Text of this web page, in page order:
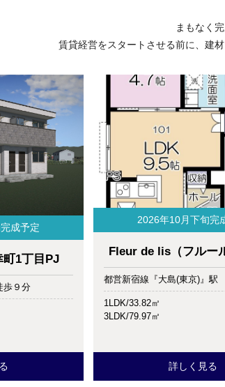
まもなく
賃貸経営をスタートさせる前に、建
成予定
町1丁目PJ
歩９分
2026年10月下旬完
Fleur de lis（フルー
都営新宿線『大島(東京)』
1LDK/33.82㎡
3LDK/79.97㎡
詳しく見る